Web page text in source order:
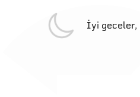
İyi geceler,